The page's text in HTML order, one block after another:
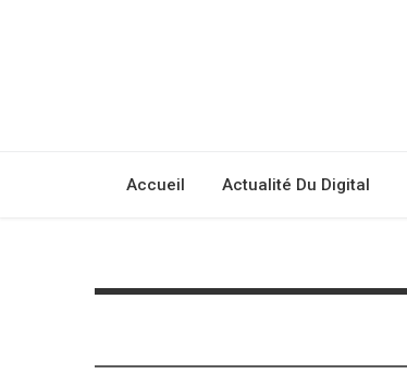
Accueil Actualité Du Digital